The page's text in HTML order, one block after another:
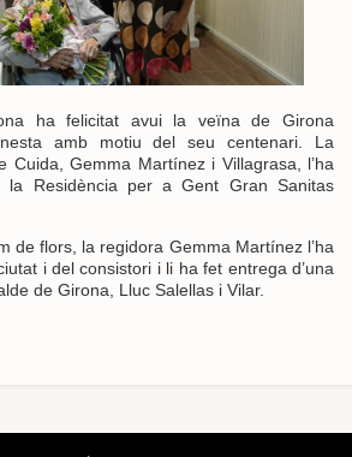
ha felicitat avui la veïna de Girona
amb motiu del seu centenari. La
Cuida, Gemma Martínez i Villagrasa, l’ha
Residència per a Gent Gran Sanitas
de flors, la regidora Gemma Martínez l’ha
i del consistori i li ha fet entrega d’una
de Girona, Lluc Salellas i Vilar.